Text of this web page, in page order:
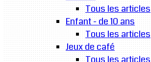
Tous les articles
Enfant - de 10 ans
Tous les articles
Jeux de café